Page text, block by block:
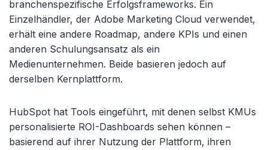
branchenspezifische Erfolgsframeworks. Ein
Einzelhändler, der Adobe Marketing Cloud verwendet,
erhält eine andere Roadmap, andere KPIs und einen
anderen Schulungsansatz als ein
Medienunternehmen. Beide basieren jedoch auf
derselben Kernplattform.
HubSpot hat Tools eingeführt, mit denen selbst KMUs
personalisierte ROI-Dashboards sehen können –
basierend auf ihrer Nutzung der Plattform, ihren